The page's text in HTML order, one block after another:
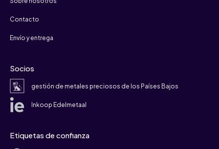
Contacto
Envío y entrega
Socios
gestión de metales preciosos de los Países Bajos
Inkoop Edelmetaal
Etiquetas de confianza